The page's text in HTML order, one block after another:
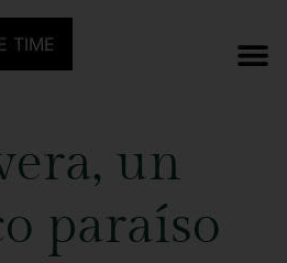
TIME
un
paraíso